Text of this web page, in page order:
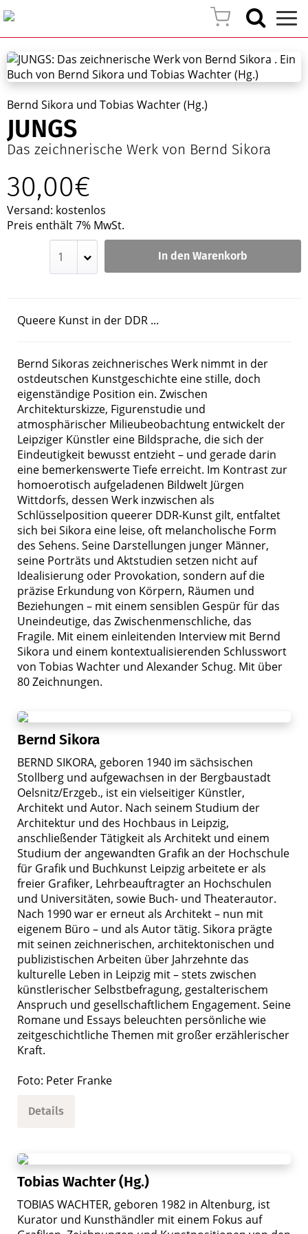
Bernd Sikora und Tobias Wachter (Hg.)
JUNGS
Das zeichnerische Werk von Bernd Sikora
30,00€
Versand: kostenlos
Preis enthält 7% MwSt.
In den Warenkorb
Queere Kunst in der DDR ...
Bernd Sikoras zeichnerisches Werk nimmt in der
ostdeutschen Kunstgeschichte eine stille, doch
eigenständige Position ein. Zwischen
Architekturskizze, Figurenstudie und
atmosphärischer Milieubeobachtung entwickelt der
Leipziger Künstler eine Bildsprache, die sich der
Eindeutigkeit bewusst entzieht – und gerade darin
eine bemerkenswerte Tiefe erreicht. Im Kontrast zur
homoerotisch aufgeladenen Bildwelt Jürgen
Wittdorfs, dessen Werk inzwischen als
Schlüsselposition queerer DDR-Kunst gilt, entfaltet
sich bei Sikora eine leise, oft melancholische Form
des Sehens. Seine Darstellungen junger Männer,
seine Porträts und Aktstudien setzen nicht auf
Idealisierung oder Provokation, sondern auf die
präzise Erkundung von Körpern, Räumen und
Beziehungen – mit einem sensiblen Gespür für das
Uneindeutige, das Zwischenmenschliche, das
Fragile. Mit einem einleitenden Interview mit Bernd
Sikora und einem kontextualisierenden Schlusswort
von Tobias Wachter und Alexander Schug. Mit über
80 Zeichnungen.
Bernd Sikora
BERND SIKORA, geboren 1940 im sächsischen
Stollberg und aufgewachsen in der Bergbaustadt
Oelsnitz/Erzgeb., ist ein vielseitiger Künstler,
Architekt und Autor. Nach seinem Studium der
Architektur und des Hochbaus in Leipzig,
anschließender Tätigkeit als Architekt und einem
Studium der angewandten Grafik an der Hochschule
für Grafik und Buchkunst Leipzig arbeitete er als
freier Grafiker, Lehrbeauftragter an Hochschulen
und Universitäten, sowie Buch- und Theaterautor.
Nach 1990 war er erneut als Architekt – nun mit
eigenem Büro – und als Autor tätig. Sikora prägte
mit seinen zeichnerischen, architektonischen und
publizistischen Arbeiten über Jahrzehnte das
kulturelle Leben in Leipzig mit – stets zwischen
künstlerischer Selbstbefragung, gestalterischem
Anspruch und gesellschaftlichem Engagement. Seine
Romane und Essays beleuchten persönliche wie
zeitgeschichtliche Themen mit großer erzählerischer
Kraft.
Foto: Peter Franke
Details
Tobias Wachter (Hg.)
TOBIAS WACHTER, geboren 1982 in Altenburg, ist
Kurator und Kunsthändler mit einem Fokus auf